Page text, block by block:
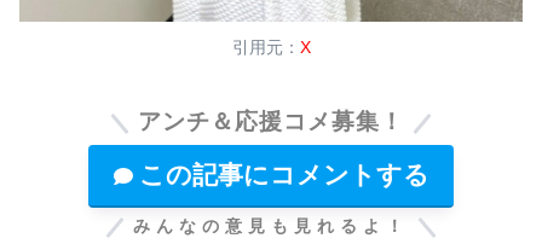
引用元： X
アンチ＆応援コメ募集！
この記事にコメントする
みんなの意見も見れるよ！